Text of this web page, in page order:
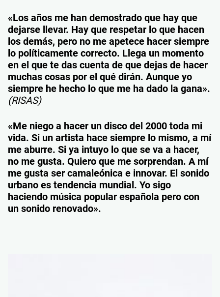
«Los años me han demostrado que hay que
dejarse llevar. Hay que respetar lo que hacen
los demás, pero no me apetece hacer siempre
lo políticamente correcto. Llega un momento
en el que te das cuenta de que dejas de hacer
muchas cosas por el qué dirán. Aunque yo
siempre he hecho lo que me ha dado la gana».
(RISAS)
«Me niego a hacer un disco del 2000 toda mi
vida. Si un artista hace siempre lo mismo, a mí
me aburre. Si ya intuyo lo que se va a hacer,
no me gusta. Quiero que me sorprendan. A mí
me gusta ser camaleónica e innovar. El sonido
urbano es tendencia mundial. Yo sigo
haciendo música popular española pero con
un sonido renovado».